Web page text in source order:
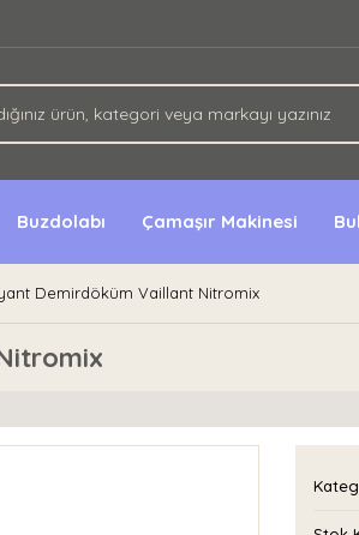
Buzdolabı Çamaşır Makinesi
Demirdöküm Vaillant Nitromix